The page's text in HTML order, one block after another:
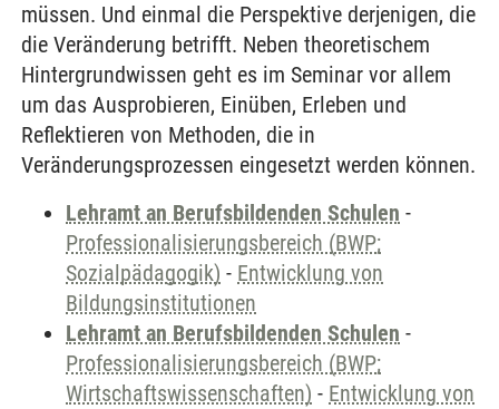
müssen. Und einmal die Perspektive derjenigen, die
die Veränderung betrifft. Neben theoretischem
Hintergrundwissen geht es im Seminar vor allem
um das Ausprobieren, Einüben, Erleben und
Reflektieren von Methoden, die in
Veränderungsprozessen eingesetzt werden können.
Lehramt an Berufsbildenden Schulen -
Professionalisierungsbereich (BWP;
Sozialpädagogik) - Entwicklung von
Bildungsinstitutionen
Lehramt an Berufsbildenden Schulen -
Professionalisierungsbereich (BWP;
Wirtschaftswissenschaften) - Entwicklung von